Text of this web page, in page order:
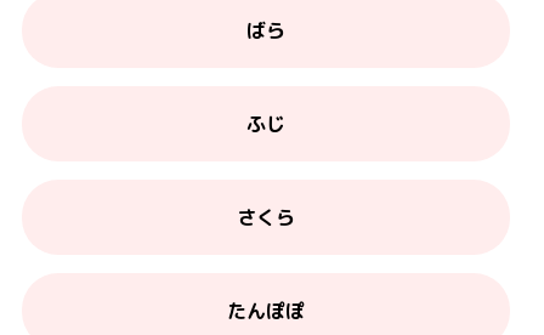
ばら
ふじ
さくら
たんぽぽ